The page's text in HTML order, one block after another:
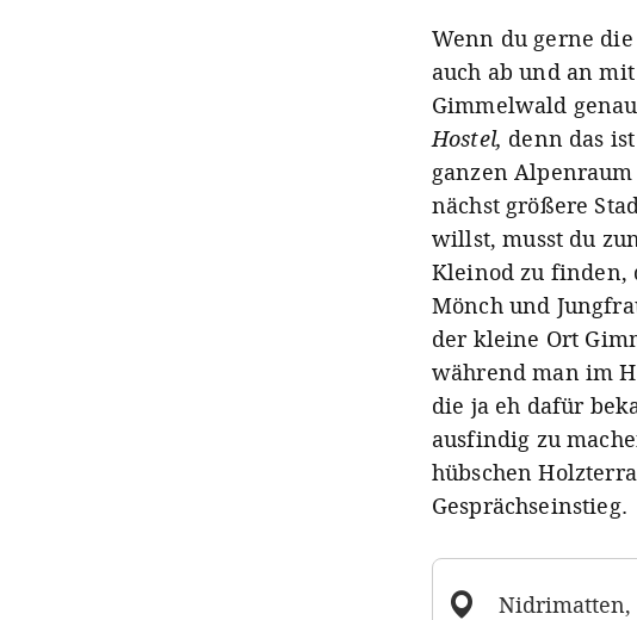
Wenn du gerne
auch ab und an
Gimmelwald
Hostel, denn das
ganzen
nächst größere
willst, musst du
Kleinod zu finden,
Mönch und
der kleine Ort
während man im
die ja eh dafür
ausfindig zu
hübschen
Gesprächseinstieg.
Nidrimatten,